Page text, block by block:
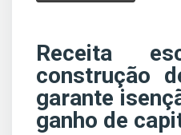
Receita
construção
garante
ganho de